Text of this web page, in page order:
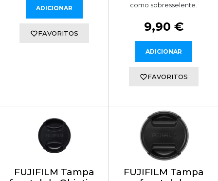
ADICIONAR
FAVORITOS
como sobresselente.
9,90 €
ADICIONAR
FAVORITOS
FUJIFILM Tampa
FUJIFILM Tampa